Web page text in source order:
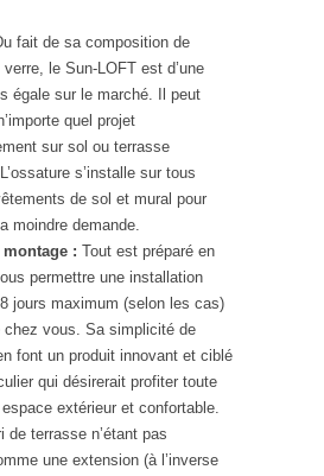
fait de sa composition de
le Sun-LOFT est d’une
égale sur le marché. Il peut
quel projet
sur sol ou terrasse
s’installe sur tous
de sol et mural pour
moindre demande.
montage : Tout est préparé en
permettre une installation
jours maximum (selon les cas)
chez vous. Sa simplicité de
font un produit innovant et ciblé
qui désirerait profiter toute
espace extérieur et confortable.
de terrasse n’étant pas
une extension (à l’inverse